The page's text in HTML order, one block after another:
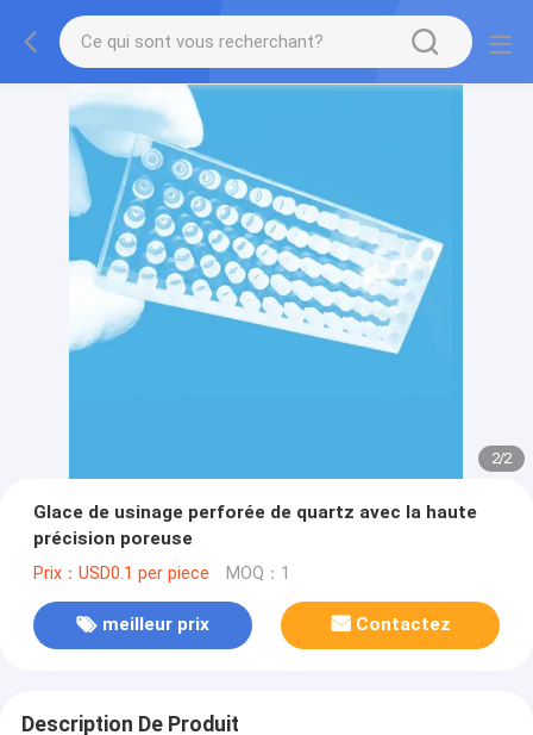
2/2
Glace de usinage perforée de quartz avec la haute
précision poreuse
Prix：USD0.1 per piece MOQ：1
meilleur prix Contactez
Description De Produit